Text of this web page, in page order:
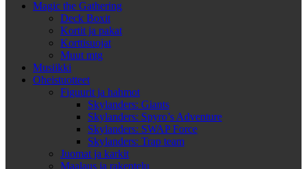
Magic the Gathering
Deck Boxit
Kortit ja pakat
Korttisuojat
Muut mtg
Musiikki
Oheistuotteet
Figuurit ja hahmot
Skylanders: Giants
Skylanders: Spyro’s Adventure
Skylanders: SWAP Force
Skylanders: Trap team
Juomat ja karkit
Maalaus ja rakentelu